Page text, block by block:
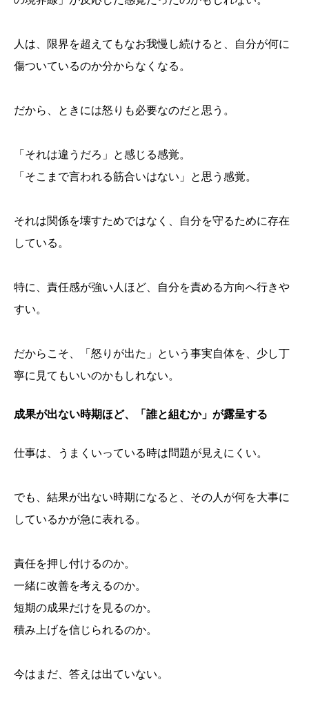
人は、限界を超えてもなお我慢し続けると、自分が何に
傷ついているのか分からなくなる。
だから、ときには怒りも必要なのだと思う。
「それは違うだろ」と感じる感覚。
「そこまで言われる筋合いはない」と思う感覚。
それは関係を壊すためではなく、自分を守るために存在
している。
特に、責任感が強い人ほど、自分を責める方向へ行きや
すい。
だからこそ、「怒りが出た」という事実自体を、少し丁
寧に見てもいいのかもしれない。
成果が出ない時期ほど、「誰と組むか」が露呈する
仕事は、うまくいっている時は問題が見えにくい。
でも、結果が出ない時期になると、その人が何を大事に
しているかが急に表れる。
責任を押し付けるのか。
一緒に改善を考えるのか。
短期の成果だけを見るのか。
積み上げを信じられるのか。
今はまだ、答えは出ていない。